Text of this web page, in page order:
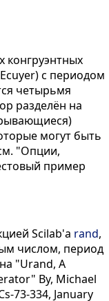
конгруэнтных
с периодом
четырьмя
разделён на
могут быть
"Опции,
пример
Scilab'а rand,
числом, период
"Urand, A
By, Michael
73-334, January